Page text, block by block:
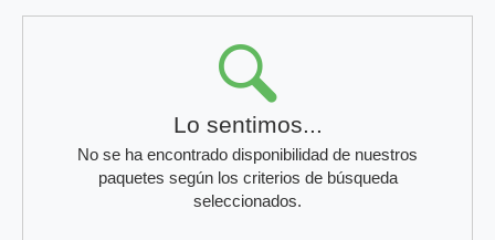
Resultados
Lo sentimos...
No se ha encontrado disponibilidad de nuestros
paquetes según los criterios de búsqueda
seleccionados.